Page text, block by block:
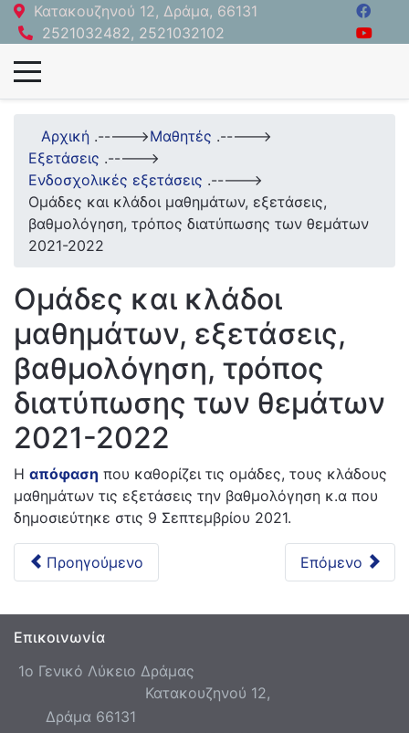
Κατακουζηνού 12, Δράμα, 66131
2521032482, 2521032102
Αρχική .----->Μαθητές .----->
Εξετάσεις .----->
Ενδοσχολικές εξετάσεις .----->
Ομάδες και κλάδοι μαθημάτων, εξετάσεις,
βαθμολόγηση, τρόπος διατύπωσης των θεμάτων
2021-2022
Ομάδες και κλάδοι
μαθημάτων, εξετάσεις,
βαθμολόγηση, τρόπος
διατύπωσης των θεμάτων
2021-2022
Η απόφαση που καθορίζει τις ομάδες, τους κλάδους
μαθημάτων τις εξετάσεις την βαθμολόγηση κ.α που
δημοσιεύτηκε στις 9 Σεπτεμβρίου 2021.
Προηγούμενο Επόμενο
Επικοινωνία
1ο Γενικό Λύκειο Δράμας
Κατακουζηνού 12,
Δράμα 66131